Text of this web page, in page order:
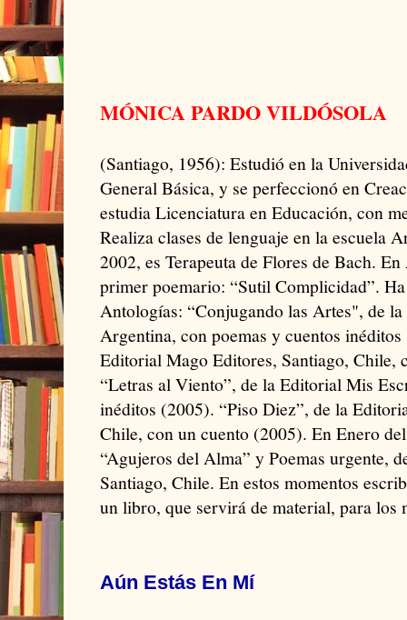
MÓNICA PARDO VILDÓSOLA
(Santiago, 1956): Estudió en la
General Básica, y se perfeccionó en
estudia Licenciatura en Educación, con
Realiza clases de lenguaje en la escuela
2002, es Terapeuta de Flores de Bach.
primer poemario: “Sutil Complicidad”.
Antologías: “Conjugando las Artes", de
Argentina, con poemas y cuentos
Editorial Mago Editores, Santiago, Chile,
“Letras al Viento”, de la Editorial Mis
inéditos (2005). “Piso Diez”, de la
Chile, con un cuento (2005). En Enero
“Agujeros del Alma” y Poemas urgente,
Santiago, Chile. En estos momentos
un libro, que servirá de material, para los
Aún Estás En Mí